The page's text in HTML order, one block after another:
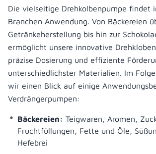
Die vielseitige Drehkolbenpumpe findet
Branchen Anwendung. Von Bäckereien
Getränkeherstellung bis hin zur
ermöglicht unsere innovative
präzise Dosierung und effiziente
unterschiedlichster Materialien. Im
wir einen Blick auf einige
Verdrängerpumpen:
Bäckereien: Teigwaren, Aromen,
Fruchtfüllungen, Fette und Öle,
Hefebrei